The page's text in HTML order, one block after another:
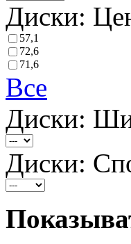
Диски:
57,1
72,6
71,6
Все
Диски:
Диски: